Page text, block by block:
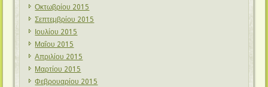
Οκτωβρίου 2015
Σεπτεμβρίου 2015
Ιουλίου 2015
Μαΐου 2015
Απριλίου 2015
Μαρτίου 2015
Φεβρουαρίου 2015